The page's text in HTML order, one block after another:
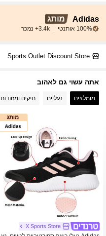
Adidas
100% אותנטי 3.4k+ נמכר
Sports Outlet Discount Store
אתה עשוי גם לאהוב
מומלצים נעליים תיקים ומזוודות
X Sports Store